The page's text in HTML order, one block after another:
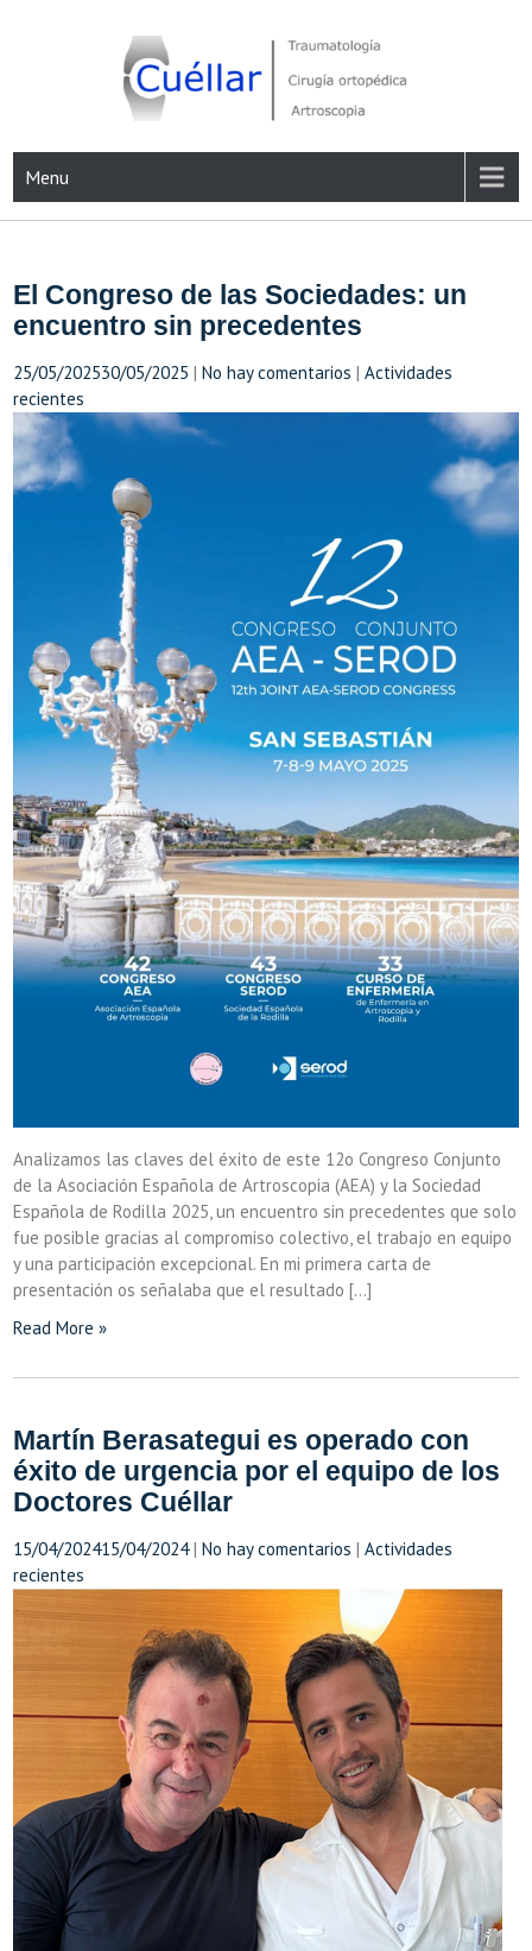
Menu
El Congreso de las Sociedades: un
encuentro sin precedentes
25/05/202530/05/2025 |No hay comentarios |Actividades
recientes
Analizamos las claves del éxito de este 12o Congreso Conjunto
de la Asociación Española de Artroscopia (AEA) y la Sociedad
Española de Rodilla 2025, un encuentro sin precedentes que solo
fue posible gracias al compromiso colectivo, el trabajo en equipo
y una participación excepcional. En mi primera carta de
presentación os señalaba que el resultado […]
Read More »
Martín Berasategui es operado con
éxito de urgencia por el equipo de los
Doctores Cuéllar
15/04/202415/04/2024 |No hay comentarios |Actividades
recientes